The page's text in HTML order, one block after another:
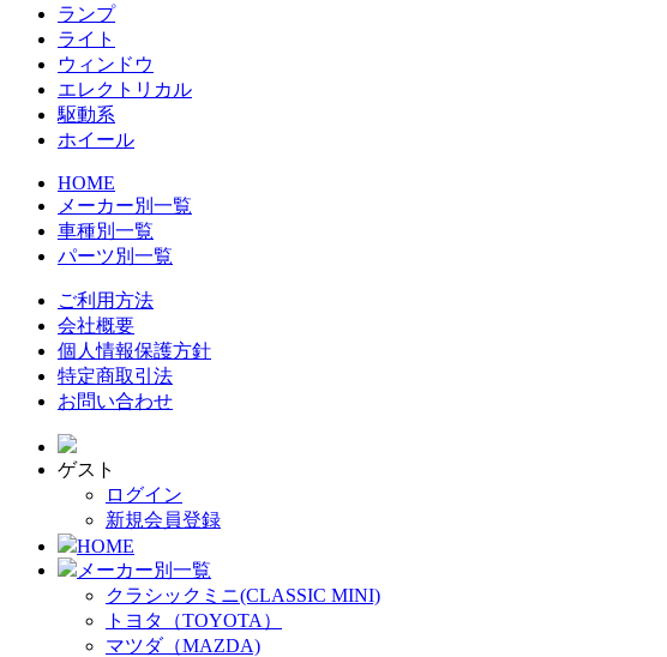
ランプ
ライト
ウィンドウ
エレクトリカル
駆動系
ホイール
HOME
メーカー別一覧
車種別一覧
パーツ別一覧
ご利用方法
会社概要
個人情報保護方針
特定商取引法
お問い合わせ
ゲスト
ログイン
新規会員登録
HOME
メーカー別一覧
クラシックミニ(CLASSIC MINI)
トヨタ（TOYOTA）
マツダ（MAZDA)